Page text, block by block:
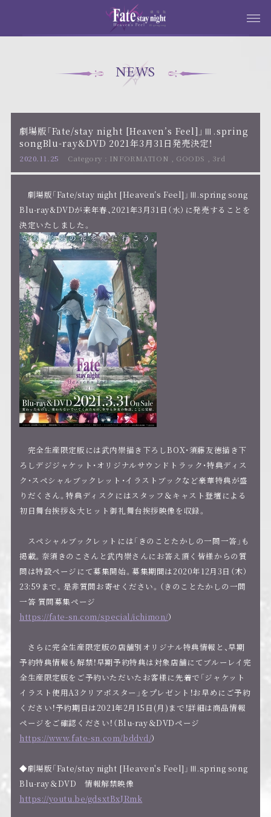
NEWS
劇場版「Fate/stay night [Heaven’s Feel]」Ⅲ.spring
songBlu-ray&DVD 2021年3月31日発売決定！
2020.11.25 INFORMATION , GOODS , 3rd
劇場版「Fate/stay night [Heaven’s Feel]」Ⅲ.spring song
Blu-ray&DVDが来年春、2021年3月31日（水）に発売することを
決定いたしました。
完全生産限定版には武内崇描き下ろしBOX・須藤友徳描き下
ろしデジジャケット・オリジナルサウンドトラック・特典ディス
ク・スペシャルブックレット・イラストブックなど豪華特典が盛
りだくさん。特典ディスクにはスタッフ＆キャスト登壇による
初日舞台挨拶＆大ヒット御礼舞台挨拶映像を収録。
スペシャルブックレットには「きのことたかしの一問一答」も
掲載。奈須きのこさんと武内崇さんにお答え頂く皆様からの質
問は特設ページにて募集開始。募集期間は2020年12月3日（木）
23:59まで。是非質問お寄せください。（きのことたかしの一問
一答 質問募集ページ
https://fate-sn.com/special/ichimon/）
さらに完全生産限定版の店舗別オリジナル特典情報と、早期
予約特典情報も解禁！早期予約特典は対象店舗にてブルーレイ完
全生産限定版をご予約いただいたお客様に先着で「ジャケット
イラスト使用A3クリアポスター」をプレゼント！お早めにご予約
ください！予約期日は2021年2月15日(月)まで！詳細は商品情報
ページをご確認ください！（Blu-ray＆DVDページ
https://www.fate-sn.com/bddvd/）
◆劇場版「Fate/stay night [Heaven's Feel]」Ⅲ.spring song
Blu-ray＆DVD 情報解禁映像
https://youtu.be/gdsxtBxJRmk